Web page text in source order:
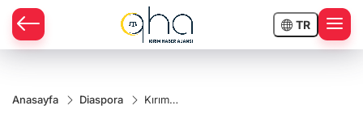
TR
Anasayfa Diaspora
Kırım